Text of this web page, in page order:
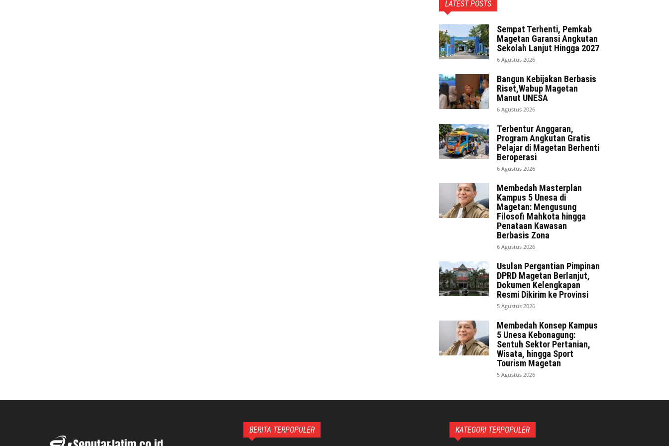
LATEST POSTS
Sempat Terhenti, Pemkab
Magetan Garansi Angkutan
Sekolah Lanjut Hingga 2027
6 Agustus 2026
Bangun Kebijakan Berbasis
Riset,Wabup Magetan
Manut UNESA
6 Agustus 2026
Terbentur Anggaran,
Program Angkutan Gratis
Pelajar di Magetan Berhenti
Beroperasi
6 Agustus 2026
Membedah Masterplan
Kampus 5 Unesa di
Magetan: Mengusung
Filosofi Mahkota hingga
Penataan Kawasan
Berbasis Zona
6 Agustus 2026
Usulan Pergantian Pimpinan
DPRD Magetan Berlanjut,
Dokumen Kelengkapan
Resmi Dikirim ke Provinsi
5 Agustus 2026
Membedah Konsep Kampus
5 Unesa Kebonagung:
Sentuh Sektor Pertanian,
Wisata, hingga Sport
Tourism Magetan
5 Agustus 2026
BERITA TERPOPULER KATEGORI TERPOPULER